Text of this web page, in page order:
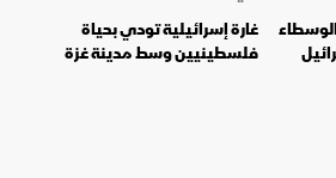
غارة إسرائيلية تودي بحياة
فلسطينيين وسط مدينة غزة